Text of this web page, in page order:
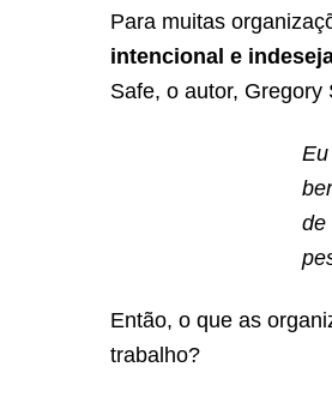
Para muitas
intencional e
Safe, o autor, Gregory
de
Então, o que as
trabalho?